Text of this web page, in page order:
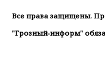
Все права защищены.
"Грозный-информ"